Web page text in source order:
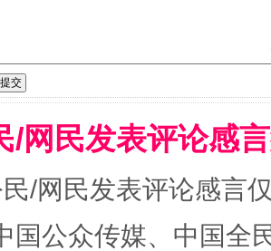
/网民发表评论感
/网民发表评论感言
国公众传媒、中国全